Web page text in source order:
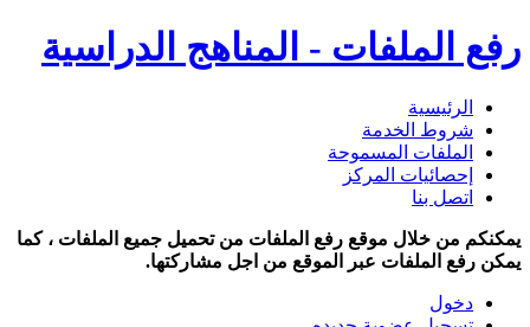
رفع الملفات - المناهج الدراسية
الرئيسية
شروط الخدمة
الملفات المسموحة
إحصائيات المركز
اتصل بنا
يمكنكم من خلال موقع رفع الملفات من تحميل جميع الملفات ، كما
يمكن رفع الملفات عبر الموقع من اجل مشاركتها.
دخول